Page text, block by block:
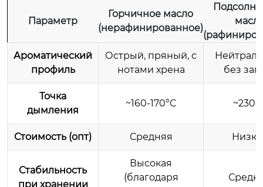
Параметр
Горчичное масло
(нерафинированное)
Ароматический
профиль
Острый, пряный, с
нотами хрена
без
Точка
дымления
~160-170°C
Стоимость (опт) Средняя
Стабильность
при хранении
Высокая
(благодаря